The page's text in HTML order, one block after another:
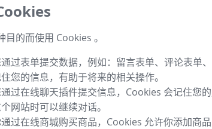
目的而使用 Cookies 。
过表单提交数据，例如：留言表单、评论表单
您的信息，有助于将来的相关操作。
过在线聊天插件提交信息，Cookies 会记住您
网站时可以继续对话。
过在线商城购买商品，Cookies 允许你添加商